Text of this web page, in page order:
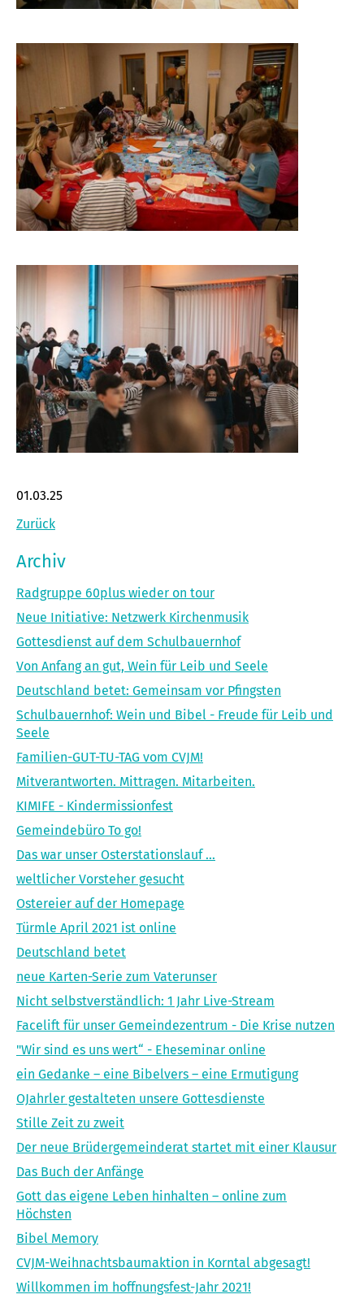
01.03.25
Zurück
Archiv
Radgruppe 60plus wieder on tour
Neue Initiative: Netzwerk Kirchenmusik
Gottesdienst auf dem Schulbauernhof
Von Anfang an gut, Wein für Leib und Seele
Deutschland betet: Gemeinsam vor Pfingsten
Schulbauernhof: Wein und Bibel - Freude für Leib und
Seele
Familien-GUT-TU-TAG vom CVJM!
Mitverantworten. Mittragen. Mitarbeiten.
KIMIFE - Kindermissionfest
Gemeindebüro To go!
Das war unser Osterstationslauf …
weltlicher Vorsteher gesucht
Ostereier auf der Homepage
Türmle April 2021 ist online
Deutschland betet
neue Karten-Serie zum Vaterunser
Nicht selbstverständlich: 1 Jahr Live-Stream
Facelift für unser Gemeindezentrum - Die Krise nutzen
"Wir sind es uns wert“ - Eheseminar online
ein Gedanke – eine Bibelvers – eine Ermutigung
OJahrler gestalteten unsere Gottesdienste
Stille Zeit zu zweit
Der neue Brüdergemeinderat startet mit einer Klausur
Das Buch der Anfänge
Gott das eigene Leben hinhalten – online zum
Höchsten
Bibel Memory
CVJM-Weihnachtsbaumaktion in Korntal abgesagt!
Willkommen im hoffnungsfest-Jahr 2021!